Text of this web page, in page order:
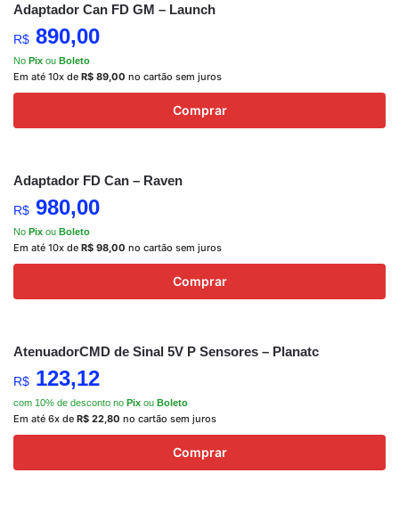
Adaptador Can FD GM – Launch
R$ 890,00
No Pix ou Boleto
Em até 10x de R$ 89,00 no cartão sem juros
Comprar
Adaptador FD Can – Raven
R$ 980,00
No Pix ou Boleto
Em até 10x de R$ 98,00 no cartão sem juros
Comprar
AtenuadorCMD de Sinal 5V P Sensores – Planatc
R$ 123,12
com 10% de desconto no Pix ou Boleto
Em até 6x de R$ 22,80 no cartão sem juros
Comprar